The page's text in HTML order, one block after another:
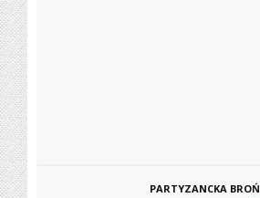
PARTYZANCKA BROŃ